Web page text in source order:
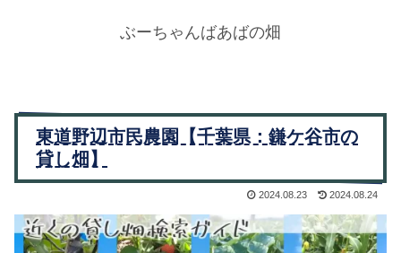
ぶーちゃんばあばの畑
東道野辺市民農園【千葉県：鎌ケ谷市の
貸し畑】
2024.08.23 2024.08.24